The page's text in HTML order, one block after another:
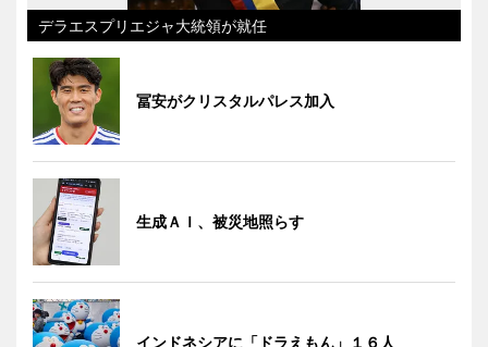
デラエスプリエジャ大統領が就任
冨安がクリスタルパレス加入
生成ＡＩ、被災地照らす
インドネシアに「ドラえもん」１６人